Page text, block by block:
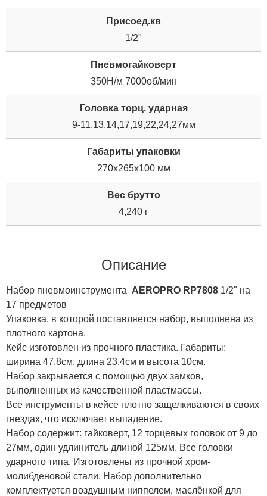
Присоед.кв
1/2"
Пневмогайковерт
350Н/м 7000об/мин
Головка торц. ударная
9-11,13,14,17,19,22,24,27мм
Габариты упаковки
270x265x100 мм
Вес брутто
4,240 г
Описание
Набор пневмоинструмента AEROPRO RP7808 1/2" на
17 предметов
Упаковка, в которой поставляется набор, выполнена из
плотного картона.
Кейс изготовлен из прочного пластика. Габариты:
ширина 47,8см, длина 23,4см и высота 10см.
Набор закрывается с помощью двух замков,
выполненных из качественной пластмассы.
Все инструменты в кейсе плотно защелкиваются в своих
гнездах, что исключает выпадение.
Набор содержит: гайковерт, 12 торцевых головок от 9 до
27мм, один удлинитель длиной 125мм. Все головки
ударного типа. Изготовлены из прочной хром-
молибденовой стали. Набор дополнительно
комплектуется воздушным ниппелем, маслёнкой для